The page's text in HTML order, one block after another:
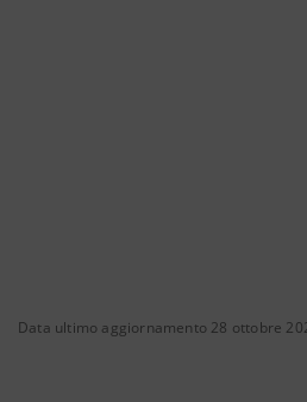
Data ultimo aggiornamento 28 ottobre